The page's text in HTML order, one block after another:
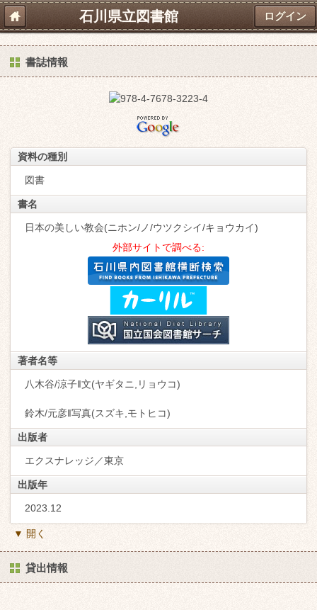
石川県立図書館 ログイン
書誌情報
資料の種別
図書
書名
日本の美しい教会(ニホン/ノ/ウツクシイ/キョウカイ)
外部サイトで調べる:
著者名等
八木谷/涼子‖文(ヤギタニ,リョウコ)
鈴木/元彦‖写真(スズキ,モトヒコ)
出版者
エクスナレッジ／東京
出版年
2023.12
▼ 開く
貸出情報